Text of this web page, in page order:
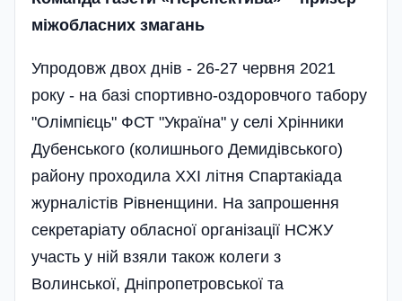
міжобласних змагань
Упродовж двох днів - 26-27 червня 2021
року - на базі спортивно-оздоровчого табору
"Олімпієць" ФСТ "Україна" у селі Хрінники
Дубенського (колишнього Демидівського)
району проходила ХХІ літня Спартакіада
журналістів Рівненщини. На запрошення
секретаріату обласної організації НСЖУ
участь у ній взяли також колеги з
Волинської, Дніпропетровської та